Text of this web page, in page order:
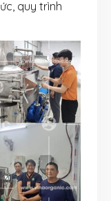
quy trình